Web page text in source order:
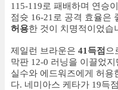
115-119로 패배하며 연승
점슛 16-21로 공격 효율은
허용한 것이 치명적이었습
제일런 브라운은 41득점 으
막판 12-0 러닝을 이끌었
실수와 에드워즈에게 허용
다. 네미아스 케타가 19득